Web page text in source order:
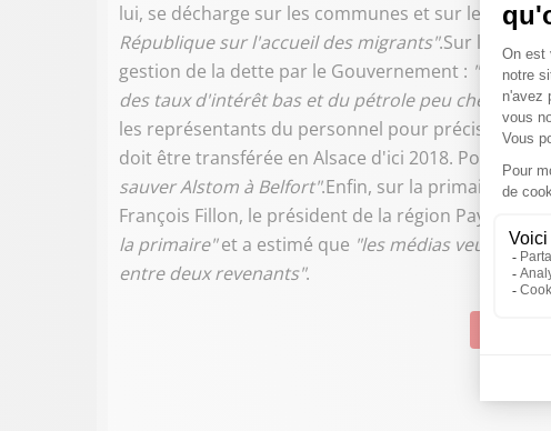
lui, se décharge sur les communes et sur les
République sur l'accueil des migrants".Sur le plan
gestion de la dette par le Gouvernement :
des taux d'intérêt bas et du pétrole peu cher."Ce
les représentants du personnel pour préciser
doit être transférée en Alsace d'ici 2018. Pour
sauver Alstom à Belfort".Enfin, sur la primaire de
François Fillon, le président de la région Pays de la
la primaire"et a estimé que "les médias veulent
entre deux revenants".